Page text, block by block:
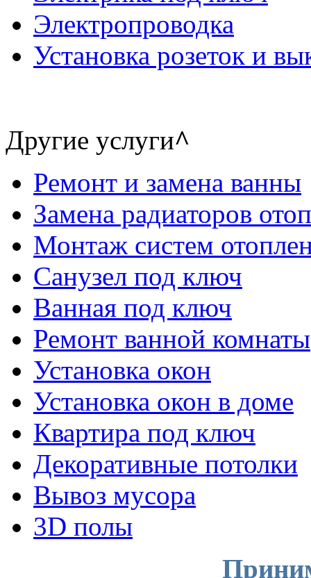
Электропроводка
Установка розеток и
Другие услуги^
Ремонт и замена ванны
Замена радиаторов
Монтаж систем
Санузел под ключ
Ванная под ключ
Ремонт ванной комнаты
Установка окон
Установка окон в доме
Квартира под ключ
Декоративные потолки
Вывоз мусора
3D полы